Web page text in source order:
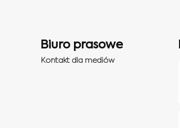
Biuro prasowe
Kontakt dla mediów